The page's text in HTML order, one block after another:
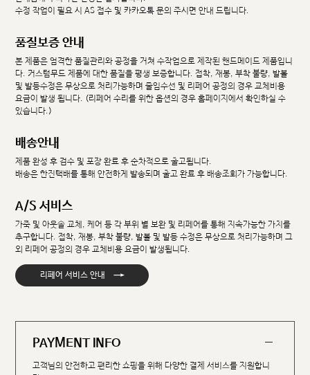
수정 작업이 필요 시 AS 접수 및 카카오톡 문의 주시면 안내 드립니다.
품질보증 안내
본 제품은 엄격한 품질관리와 공정을 거쳐 수작업으로 제작된 핸드메이드 제품입니
다. 커스텀무드 제품에 대한 품질을 평생 보증합니다. 접착, 재봉, 부착 불량, 발볼
및 발등수정은 무상으로 처리가능하며 줄임수선 및 리페어 공정의 경우 교체비용
요금이 발생 됩니다. (리페어 수리를 위한 옵션의 경우 홈페이지에서 확인하실 수
있습니다.)
배송안내
제품 완성 후 검수 및 포장 완료 후 순차적으로 출고됩니다.
배송은 한진택배를 통해 안전하게 발송되며 출고 완료 후 배송조회가 가능합니다.
A/S 서비스
가죽 및 아웃솔 교체, 케어 등 각 부위 별 보완 및 리페어를 통해 지속가능한 가치를
추구합니다. 접착, 재봉, 부착 불량, 발볼 및 발등 수정은 무상으로 처리가능하며 그
외 리페어 공정의 경우 교체비용 요금이 발생됩니다.
리페어 서비스 안내 →
PAYMENT INFO
고객님의 안전하고 편리한 쇼핑을 위해 다양한 결제 서비스를 지원합니